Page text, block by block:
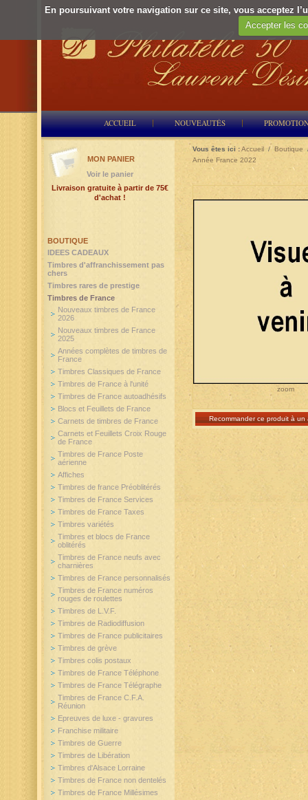
En poursuivant votre navigation sur ce site, vous acceptez
Accepter les
ACCUEIL NOUVEAUTÉS
Vous êtes ici :Accueil / Boutique
Année France 2022
zoom
Recommander ce produit à un
BOUTIQUE
IDEES CADEAUX
Timbres d'affranchissement pas
chers
Timbres rares de prestige
Timbres de France
Nouveaux timbres de France
2026
Nouveaux timbres de France
2025
Années complètes de timbres de
France
Timbres Classiques de France
Timbres de France à l'unité
Timbres de France autoadhésifs
Blocs et Feuillets de France
Carnets de timbres de France
Carnets et Feuillets Croix Rouge
de France
Timbres de France Poste
aérienne
Affiches
Timbres de france Préoblitérés
Timbres de France Services
Timbres de France Taxes
Timbres variétés
Timbres et blocs de France
oblitérés
Timbres de France neufs avec
charnières
Timbres de France personnalisés
Timbres de France numéros
rouges de roulettes
Timbres de L.V.F.
Timbres de Radiodiffusion
Timbres de France publicitaires
Timbres de grève
Timbres colis postaux
Timbres de France Téléphone
Timbres de France Télégraphe
Timbres de France C.F.A.
Réunion
Epreuves de luxe - gravures
Franchise militaire
Timbres de Guerre
Timbres de Libération
Timbres d'Alsace Lorraine
Timbres de France non dentelés
Timbres de France Millésimes
MON PANIER
Voir le panier
Livraison gratuite à partir de 75€
d'achat !